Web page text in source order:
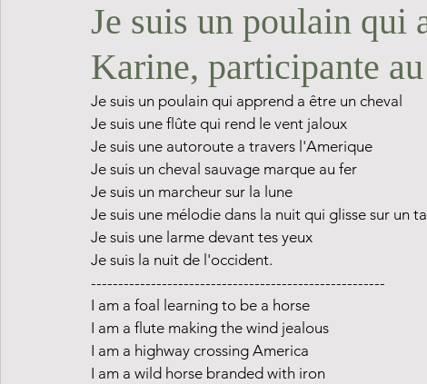
Je suis un poulain qui
Karine, participante
Je suis un poulain qui apprend a être un cheval
Je suis une flûte qui rend le vent jaloux
Je suis une autoroute a travers l'Amerique
Je suis un cheval sauvage marque au fer
Je suis un marcheur sur la lune
Je suis une mélodie dans la nuit qui glisse sur un
Je suis une larme devant tes yeux
Je suis la nuit de l'occident.
------------------------------------------------------
I am a foal learning to be a horse
I am a flute making the wind jealous
I am a highway crossing America
I am a wild horse branded with iron